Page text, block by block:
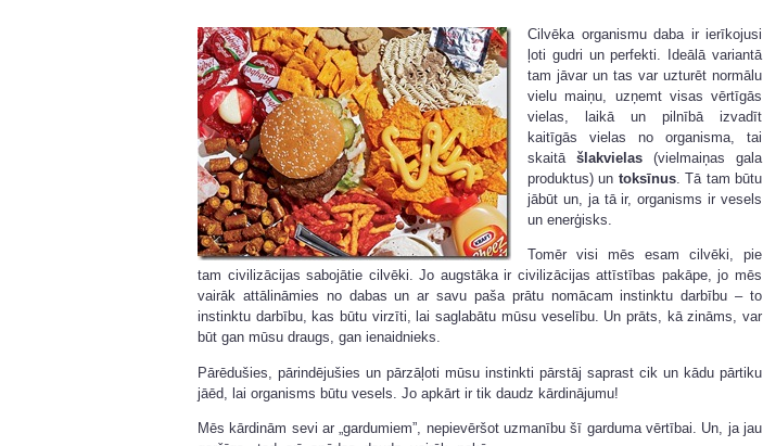
Cilvēka organismu daba ir ierīkojusi
ļoti gudri un perfekti. Ideālā variantā
tam jāvar un tas var uzturēt normālu
vielu maiņu, uzņemt visas vērtīgās
vielas, laikā un pilnībā izvadīt
kaitīgās vielas no organisma, tai
skaitā šlakvielas (vielmaiņas gala
produktus) un toksīnus. Tā tam būtu
jābūt un, ja tā ir, organisms ir vesels
un enerģisks.
Tomēr visi mēs esam cilvēki, pie
tam civilizācijas sabojātie cilvēki. Jo augstāka ir civilizācijas attīstības pakāpe, jo mēs
vairāk attālināmies no dabas un ar savu paša prātu nomācam instinktu darbību – to
instinktu darbību, kas būtu virzīti, lai saglabātu mūsu veselību. Un prāts, kā zināms, var
būt gan mūsu draugs, gan ienaidnieks.
Pārēdušies, pārindējušies un pārzāļoti mūsu instinkti pārstāj saprast cik un kādu pārtiku
jāēd, lai organisms būtu vesels. Jo apkārt ir tik daudz kārdinājumu!
Mēs kārdinām sevi ar „gardumiem”, nepievēršot uzmanību šī garduma vērtībai. Un, ja jau